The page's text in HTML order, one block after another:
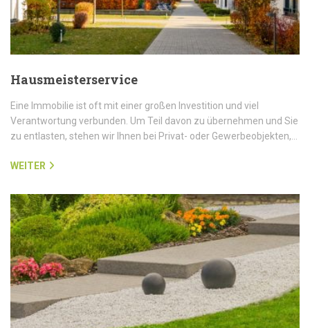
Hausmeisterservice
Eine Immobilie ist oft mit einer großen Investition und viel
Verantwortung verbunden. Um Teil davon zu übernehmen und Sie
zu entlasten, stehen wir Ihnen bei Privat- oder Gewerbeobjekten,…
WEITER